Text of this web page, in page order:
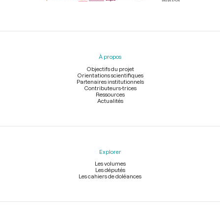
Menu
À propos
Objectifs du projet
Orientations scientifiques
Partenaires institutionnels
Contributeurs-trices
Ressources
Actualités
Explorer
Les volumes
Les députés
Les cahiers de doléances